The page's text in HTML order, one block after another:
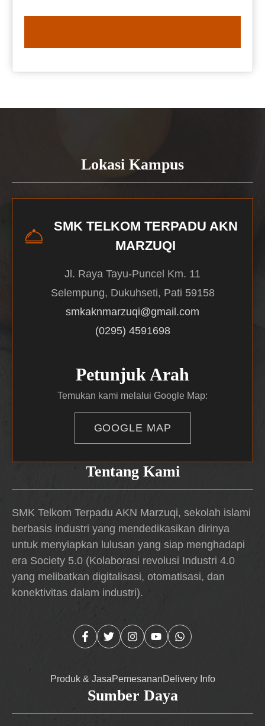
Tentang Kami
SMK Telkom Terpadu AKN Marzuqi, sekolah islami
berbasis industri yang mendedikasikan dirinya
untuk menyiapkan lulusan yang siap menghadapi
era Society 5.0 (Kolaborasi revolusi Industri 4.0
yang melibatkan digitalisasi, otomatisasi, dan
konektivitas dalam industri).
Produk & JasaPemesananDelivery Info
Lokasi Kampus
SMK TELKOM TERPADU AKN
MARZUQI
Jl. Raya Tayu-Puncel Km. 11
Selempung, Dukuhseti, Pati 59158
smkaknmarzuqi@gmail.com
(0295) 4591698
Petunjuk Arah
Temukan kami melalui Google Map:
GOOGLE MAP
Sumber Daya